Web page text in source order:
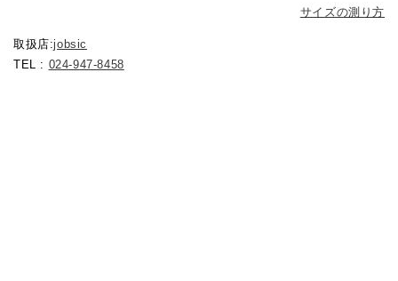
サイズの測り方
取扱店:jobsic
TEL : 024-947-8458